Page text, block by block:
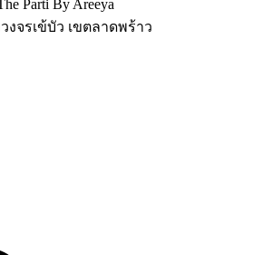
Parti By Areeya
งจรเข้บัว เขตลาดพร้าว